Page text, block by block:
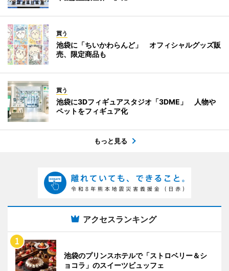
買う
池袋に「ちいかわらんど」 オフィシャルグッズ販
売、限定商品も
買う
池袋に3Dフィギュアスタジオ「3DME」 人物や
ペットをフィギュア化
もっと見る
アクセスランキング
池袋のプリンスホテルで「ストロベリー＆シ
ョコラ」のスイーツビュッフェ